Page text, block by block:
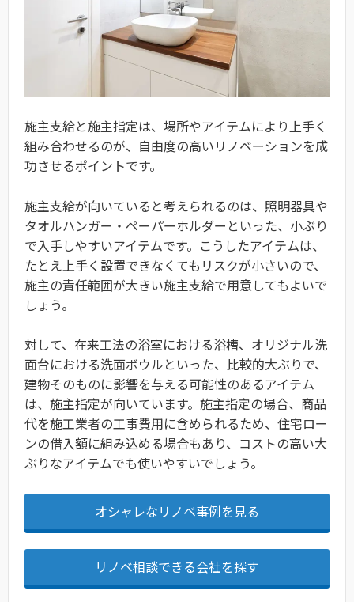
施主支給と施主指定は、場所やアイテムにより上手く
組み合わせるのが、自由度の高いリノベーションを成
功させるポイントです。
施主支給が向いていると考えられるのは、照明器具や
タオルハンガー・ペーパーホルダーといった、小ぶり
で入手しやすいアイテムです。こうしたアイテムは、
たとえ上手く設置できなくてもリスクが小さいので、
施主の責任範囲が大きい施主支給で用意してもよいで
しょう。
対して、在来工法の浴室における浴槽、オリジナル洗
面台における洗面ボウルといった、比較的大ぶりで、
建物そのものに影響を与える可能性のあるアイテム
は、施主指定が向いています。施主指定の場合、商品
代を施工業者の工事費用に含められるため、住宅ロー
ンの借入額に組み込める場合もあり、コストの高い大
ぶりなアイテムでも使いやすいでしょう。
オシャレなリノベ事例を見る
リノベ相談できる会社を探す